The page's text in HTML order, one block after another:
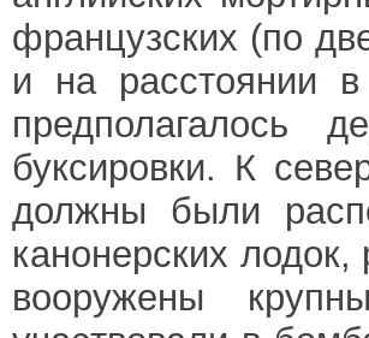
французских (по
и на расстоянии
предполагалось
буксировки. К
должны были
канонерских
вооружены